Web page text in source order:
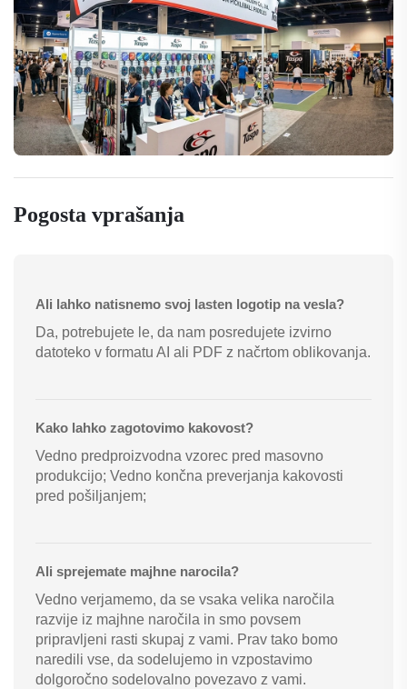
Pogosta vprašanja
Ali lahko natisnemo svoj lasten logotip na vesla?
Da, potrebujete le, da nam posredujete izvirno
datoteko v formatu AI ali PDF z načrtom oblikovanja.
Kako lahko zagotovimo kakovost?
Vedno predproizvodna vzorec pred masovno
produkcijo; Vedno končna preverjanja kakovosti
pred pošiljanjem;
Ali sprejemate majhne narocila?
Vedno verjamemo, da se vsaka velika naročila
razvije iz majhne naročila in smo povsem
pripravljeni rasti skupaj z vami. Prav tako bomo
naredili vse, da sodelujemo in vzpostavimo
dolgoročno sodelovalno povezavo z vami.